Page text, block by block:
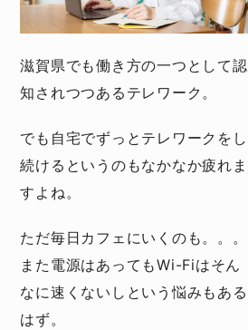
滋賀県でも働き方の一つとして認
知されつつあるテレワーク。
でも自宅でずっとテレワークをし
続けるというのもなかなか疲れま
すよね。
ただ毎日カフェにいくのも。。。
また電源はあってもWi-Fiはそん
なに速くないしという悩みもある
はず。